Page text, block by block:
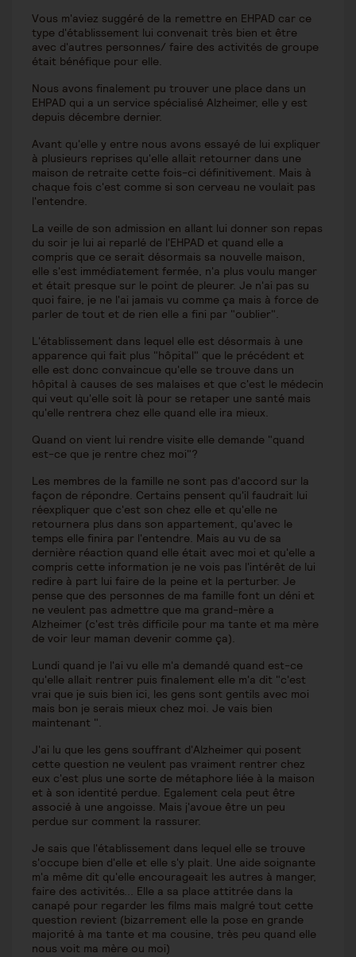
Vous m'aviez suggéré de la remettre en EHPAD car ce
type d'établissement lui convenait très bien et être
avec d'autres personnes/ faire des activités de groupe
était bénéfique pour elle.
Nous avons finalement pu trouver une place dans un
EHPAD qui a un service spécialisé Alzheimer, elle y est
depuis décembre dernier.
Avant qu'elle y entre nous avons essayé de lui expliquer
à plusieurs reprises qu'elle allait retourner dans une
maison de retraite cette fois-ci définitivement. Mais à
chaque fois c'est comme si son cerveau ne voulait pas
l'entendre.
La veille de son admission en allant lui donner son repas
du soir je lui ai reparlé de l'EHPAD et quand elle a
compris que ce serait désormais sa nouvelle maison,
elle s'est immédiatement fermée, n'a plus voulu manger
et était presque sur le point de pleurer. Je n'ai pas su
quoi faire, je ne l'ai jamais vu comme ça mais à force de
parler de tout et de rien elle a fini par "oublier".
L'établissement dans lequel elle est désormais à une
apparence qui fait plus "hôpital" que le précédent et
elle est donc convaincue qu'elle se trouve dans un
hôpital à causes de ses malaises et que c'est le médecin
qui veut qu'elle soit là pour se retaper une santé mais
qu'elle rentrera chez elle quand elle ira mieux.
Quand on vient lui rendre visite elle demande "quand
est-ce que je rentre chez moi"?
Les membres de la famille ne sont pas d'accord sur la
façon de répondre. Certains pensent qu'il faudrait lui
réexpliquer que c'est son chez elle et qu'elle ne
retournera plus dans son appartement, qu'avec le
temps elle finira par l'entendre. Mais au vu de sa
dernière réaction quand elle était avec moi et qu'elle a
compris cette information je ne vois pas l'intérêt de lui
redire à part lui faire de la peine et la perturber. Je
pense que des personnes de ma famille font un déni et
ne veulent pas admettre que ma grand-mère a
Alzheimer (c'est très difficile pour ma tante et ma mère
de voir leur maman devenir comme ça).
Lundi quand je l'ai vu elle m'a demandé quand est-ce
qu'elle allait rentrer puis finalement elle m'a dit "c'est
vrai que je suis bien ici, les gens sont gentils avec moi
mais bon je serais mieux chez moi. Je vais bien
maintenant ".
J'ai lu que les gens souffrant d'Alzheimer qui posent
cette question ne veulent pas vraiment rentrer chez
eux c'est plus une sorte de métaphore liée à la maison
et à son identité perdue. Egalement cela peut être
associé à une angoisse. Mais j'avoue être un peu
perdue sur comment la rassurer.
Je sais que l'établissement dans lequel elle se trouve
s'occupe bien d'elle et elle s'y plait. Une aide soignante
m'a même dit qu'elle encourageait les autres à manger,
faire des activités... Elle a sa place attitrée dans la
canapé pour regarder les films mais malgré tout cette
question revient (bizarrement elle la pose en grande
majorité à ma tante et ma cousine, très peu quand elle
nous voit ma mère ou moi)